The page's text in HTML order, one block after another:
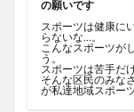
の願いです
スポーツは健康に
らないな…。
こんなスポーツが
う。
スポーツは苦手だ
そんな区民のみな
が私達地域スポー